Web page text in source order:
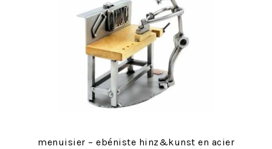
menuisier – ebéniste hinz&kunst en acier